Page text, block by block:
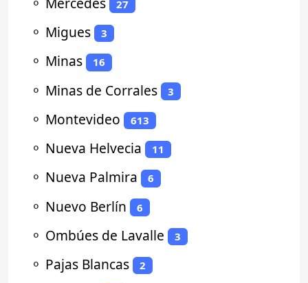
27
⚬ Migues 3
⚬ Minas 16
⚬ Minas de Corrales 3
⚬ Montevideo 613
⚬ Nueva Helvecia 11
⚬ Nueva Palmira 6
⚬ Nuevo Berlín 6
⚬ Ombúes de Lavalle 3
⚬ Pajas Blancas 2